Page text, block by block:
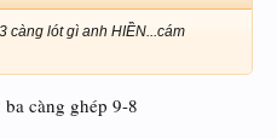
càng lót gì anh HIỀN...cám
càng ghép 9-8